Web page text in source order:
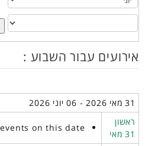
אירועים עבור השבוע :
31 מאי 2026 - 06 יוני 2026
ראשון
31 מאי
on this date